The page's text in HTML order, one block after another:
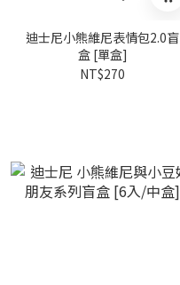
迪士尼小熊維尼表情包2.0盲
盒 [單盒]
NT$270